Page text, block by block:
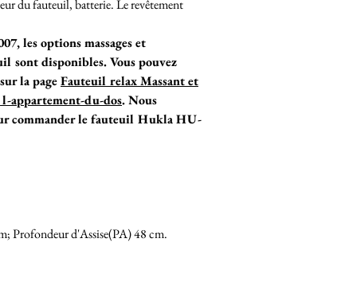
du fauteuil, batterie. Le revêtement
les options massages et
sont disponibles. Vous pouvez
la pageFauteuil relax Massant et
appartement-du-dos. Nous
commander le fauteuil Hukla HU-
Profondeur d'Assise(PA) 48 cm.